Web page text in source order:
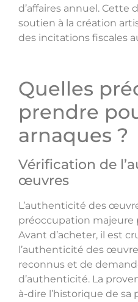
d’affaires annuel. Cette
soutien à la création
des incitations fiscales
Quelles
prendre
arnaques ?
Vérification de
œuvres
L’authenticité des
préoccupation majeure
Avant d’acheter, il est
l’authenticité des
reconnus et de
d’authenticité. La
à-dire l’historique de